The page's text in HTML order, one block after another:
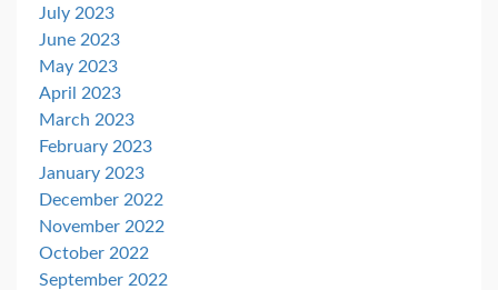
July 2023
June 2023
May 2023
April 2023
March 2023
February 2023
January 2023
December 2022
November 2022
October 2022
September 2022